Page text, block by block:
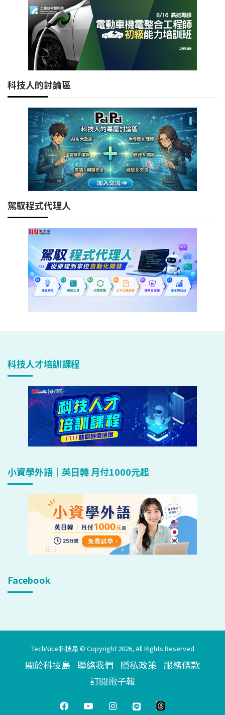
科技人的討論區
駕馭程式代理人
科技人才培訓課程
小資學外語｜英日韓 月付1000元起
Facebook
TechNice科技島 © Copyright 2026, All Rights Reserved
關於科技島 聯絡我們 隱私政策 服務條款
訂閱電子報